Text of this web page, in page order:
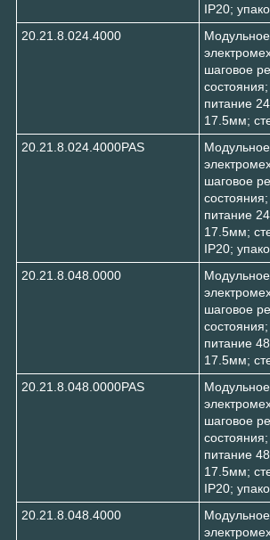
IP20;
20.21.8.024.4000
Модульное
шаговое
питание
17.5мм;
20.21.8.024.4000PAS
Модульное
шаговое
питание
17.5мм;
IP20;
20.21.8.048.0000
Модульное
шаговое
питание
17.5мм;
20.21.8.048.0000PAS
Модульное
шаговое
питание
17.5мм;
IP20;
20.21.8.048.4000
Модульное